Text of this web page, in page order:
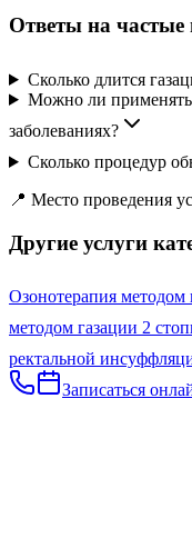
Ответы на частые
Сколько длится
Можно ли
заболеваниях?
Сколько процедур
📍 Место проведения
Другие услуги
Озонотерапия методом
методом газации 2
ректальной
Записаться